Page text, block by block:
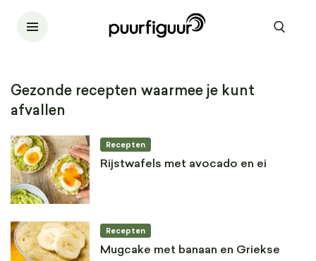
Gezonde recepten waarmee je kunt
afvallen
Recepten
Rijstwafels met avocado en ei
Recepten
Mugcake met banaan en Griekse